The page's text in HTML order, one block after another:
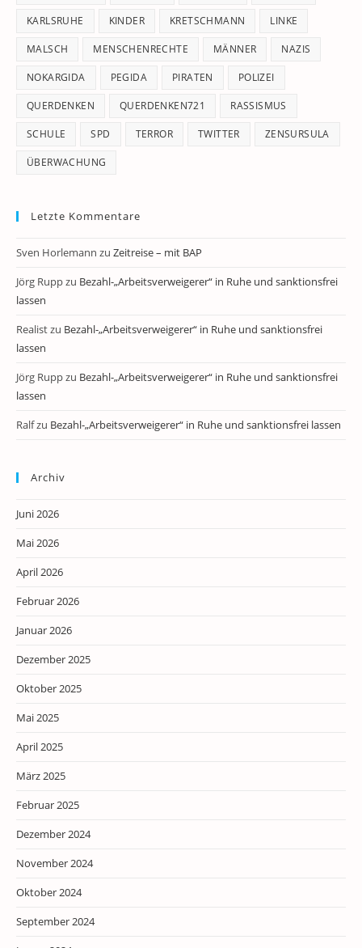
KARLSRUHE KINDER KRETSCHMANN LINKE
MALSCH MENSCHENRECHTE MÄNNER NAZIS
NOKARGIDA PEGIDA PIRATEN POLIZEI
QUERDENKEN QUERDENKEN721 RASSISMUS
SCHULE SPD TERROR TWITTER ZENSURSULA
ÜBERWACHUNG
Letzte Kommentare
Sven Horlemann zu Zeitreise – mit BAP
Jörg Ruppzu Bezahl-„Arbeitsverweigerer“ in Ruhe und sanktionsfrei
lassen
Realistzu Bezahl-„Arbeitsverweigerer“ in Ruhe und sanktionsfrei
lassen
Jörg Ruppzu Bezahl-„Arbeitsverweigerer“ in Ruhe und sanktionsfrei
lassen
Ralfzu Bezahl-„Arbeitsverweigerer“ in Ruhe und sanktionsfrei lassen
Archiv
Juni 2026
Mai 2026
April 2026
Februar 2026
Januar 2026
Dezember 2025
Oktober 2025
Mai 2025
April 2025
März 2025
Februar 2025
Dezember 2024
November 2024
Oktober 2024
September 2024